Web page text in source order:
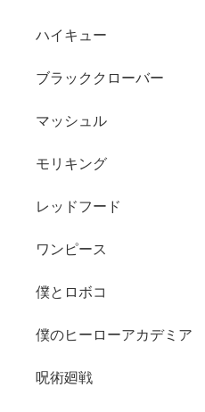
ハイキュー
ブラッククローバー
マッシュル
モリキング
レッドフード
ワンピース
僕とロボコ
僕のヒーローアカデミア
呪術廻戦